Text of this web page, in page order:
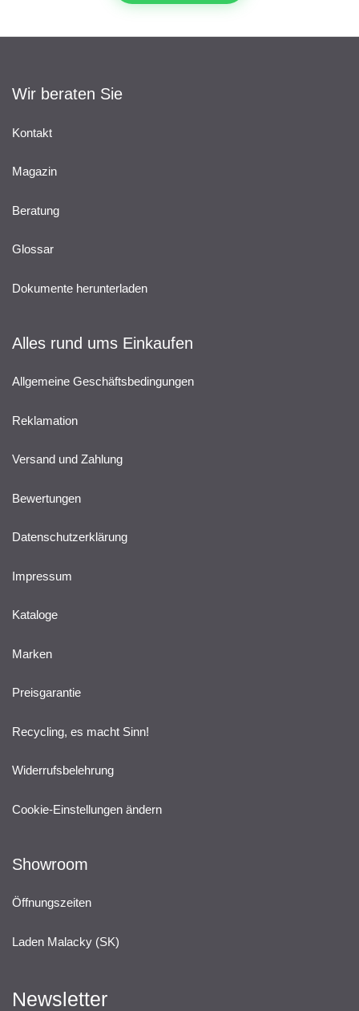
Wir beraten Sie
Kontakt
Magazin
Beratung
Glossar
Dokumente herunterladen
Alles rund ums Einkaufen
Allgemeine Geschäftsbedingungen
Reklamation
Versand und Zahlung
Bewertungen
Datenschutzerklärung
Impressum
Kataloge
Marken
Preisgarantie
Recycling, es macht Sinn!
Widerrufsbelehrung
Cookie-Einstellungen ändern
Showroom
Öffnungszeiten
Laden Malacky (SK)
Newsletter